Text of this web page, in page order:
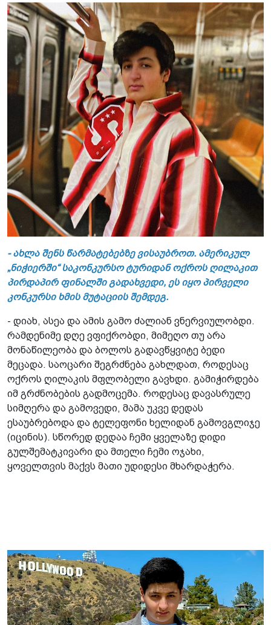
- ახლა შენს წარმატებებზე ვისაუბროთ. ამერიკულ
„ნიჭიერში“ საკონკურსო ტურიდან ოქროს ღილაკით
პირდაპირ ფინალში გადახვედი, ეს იყო პირველი
კონკურსი ხმის მუტაციის შემდეგ.
- დიახ, ასეა და ამის გამო ძალიან ვნერვიულობდი.
რამდენიმე დღე ვფიქრობდი, მიმეღო თუ არა
მონაწილეობა და ბოლოს გადავწყვიტე ბედი
მეცადა. საოცარი შეგრძნება გახლდათ, როდესაც
ოქროს ღილაკის მფლობელი გავხდი. გამიჭირდება
იმ გრძნობების გადმოცემა. როდესაც დავასრულე
სიმღერა და გამოვედი, მამა უკვე დედას
ესაუბრებოდა და ტელეფონი ხელიდან გამოვგლიჯე
(იცინის). სწორედ დედაა ჩემი ყველაზე დიდი
გულშემატკივარი და მთელი ჩემი ოჯახი,
ყოველთვის მაქვს მათი უდიდესი მხარდაჭერა.